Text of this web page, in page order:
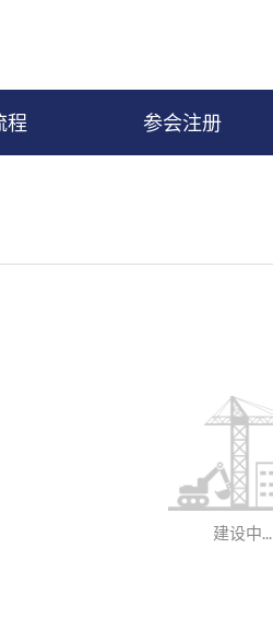
程 参会注册
建设中...